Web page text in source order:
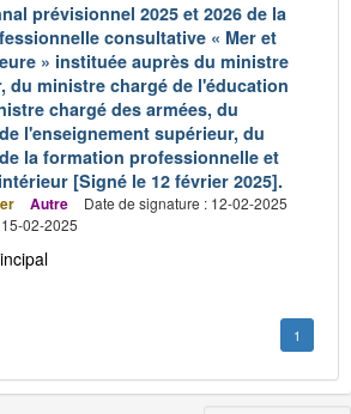
prévisionnel 2025 et 2026 de la
consultative « Mer et
» instituée auprès du ministre
du ministre chargé de l'éducation
chargé des armées, du
l'enseignement supérieur, du
la formation professionnelle et
[Signé le 12 février 2025].
Autre
Date de signature : 12-02-2025
02-2025
1